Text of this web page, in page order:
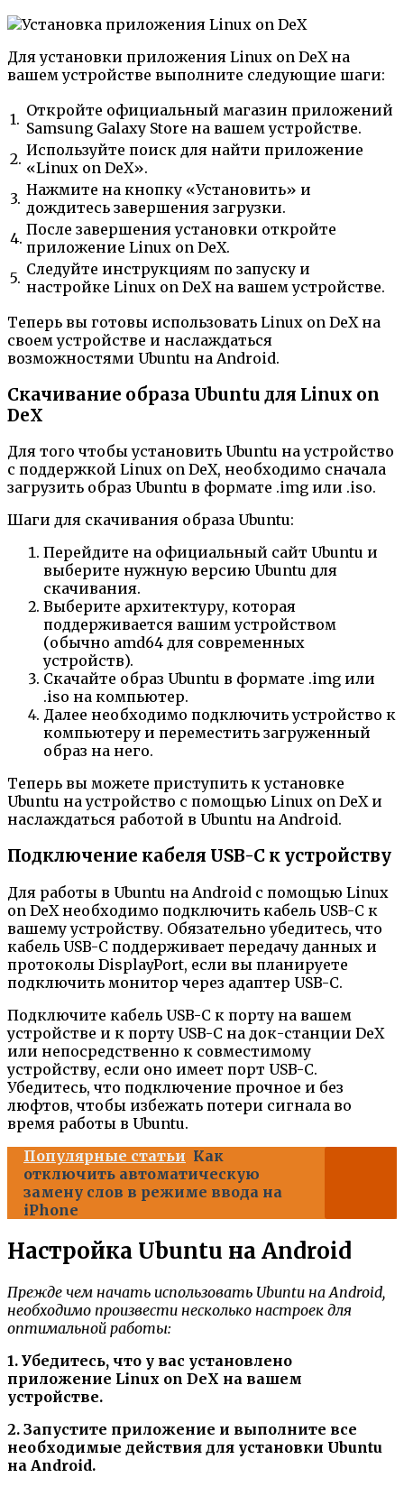
Для установки приложения Linux on DeX на
вашем устройстве выполните следующие шаги:
1. Откройте официальный магазин приложений
Samsung Galaxy Store на вашем устройстве.
2. Используйте поиск для найти приложение
«Linux on DeX».
3. Нажмите на кнопку «Установить» и
дождитесь завершения загрузки.
4. После завершения установки откройте
приложение Linux on DeX.
5. Следуйте инструкциям по запуску и
настройке Linux on DeX на вашем устройстве.
Теперь вы готовы использовать Linux on DeX на
своем устройстве и наслаждаться
возможностями Ubuntu на Android.
Скачивание образа Ubuntu для Linux on
DeX
Для того чтобы установить Ubuntu на устройство
с поддержкой Linux on DeX, необходимо сначала
загрузить образ Ubuntu в формате .img или .iso.
Шаги для скачивания образа Ubuntu:
Перейдите на официальный сайт Ubuntu и
выберите нужную версию Ubuntu для
скачивания.
Выберите архитектуру, которая
поддерживается вашим устройством
(обычно amd64 для современных
устройств).
Скачайте образ Ubuntu в формате .img или
.iso на компьютер.
Далее необходимо подключить устройство к
компьютеру и переместить загруженный
образ на него.
Теперь вы можете приступить к установке
Ubuntu на устройство с помощью Linux on DeX и
наслаждаться работой в Ubuntu на Android.
Подключение кабеля USB-C к устройству
Для работы в Ubuntu на Android с помощью Linux
on DeX необходимо подключить кабель USB-C к
вашему устройству. Обязательно убедитесь, что
кабель USB-C поддерживает передачу данных и
протоколы DisplayPort, если вы планируете
подключить монитор через адаптер USB-C.
Подключите кабель USB-C к порту на вашем
устройстве и к порту USB-C на док-станции DeX
или непосредственно к совместимому
устройству, если оно имеет порт USB-C.
Убедитесь, что подключение прочное и без
люфтов, чтобы избежать потери сигнала во
время работы в Ubuntu.
Популярные статьи Как
отключить автоматическую
замену слов в режиме ввода на
iPhone
Настройка Ubuntu на Android
Прежде чем начать использовать Ubuntu на Android,
необходимо произвести несколько настроек для
оптимальной работы:
1. Убедитесь, что у вас установлено
приложение Linux on DeX на вашем
устройстве.
2. Запустите приложение и выполните все
необходимые действия для установки Ubuntu
на Android.